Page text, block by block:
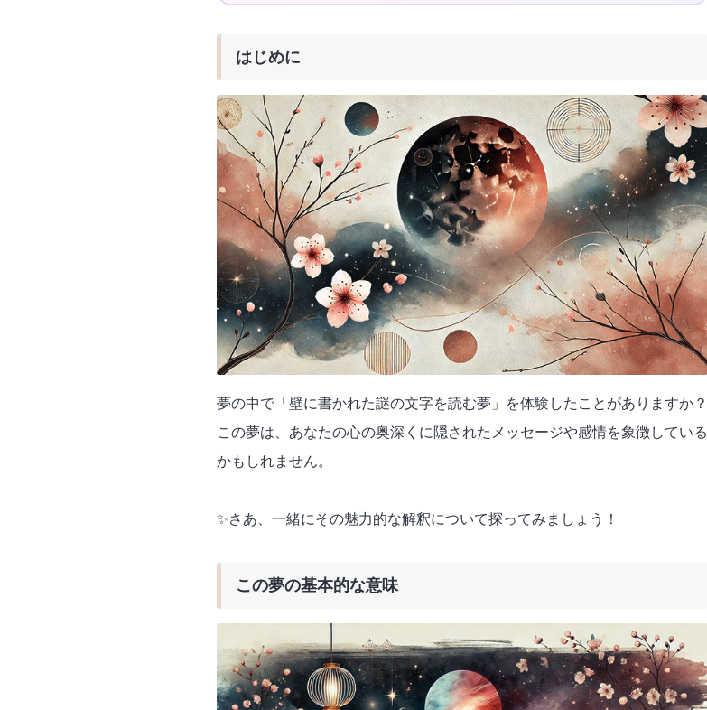
はじめに
夢の中で「壁に書かれた謎の文字を読む夢」を体験したことがありますか？
この夢は、あなたの心の奥深くに隠されたメッセージや感情を象徴している
かもしれません。
✨さあ、一緒にその魅力的な解釈について探ってみましょう！
この夢の基本的な意味